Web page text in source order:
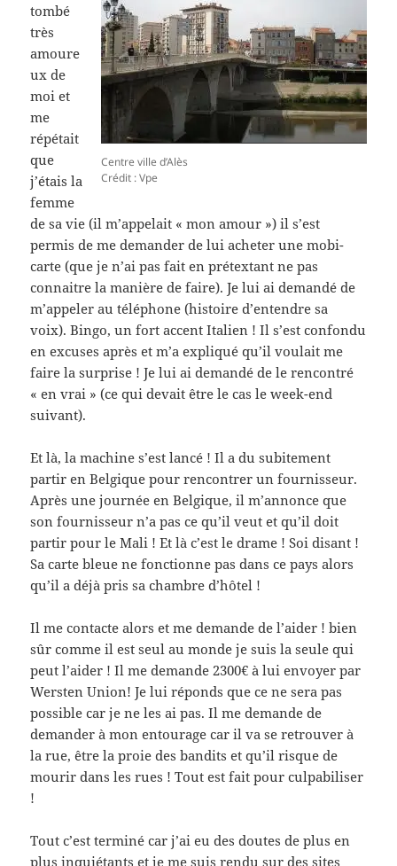
Centre ville d’Alès
Crédit : Vpe
tombé
très
amoure
ux de
moi et
me
répétait
que
j’étais la
femme
de sa vie (il m’appelait « mon amour ») il s’est
permis de me demander de lui acheter une mobi-
carte (que je n’ai pas fait en prétextant ne pas
connaitre la manière de faire). Je lui ai demandé de
m’appeler au téléphone (histoire d’entendre sa
voix). Bingo, un fort accent Italien ! Il s’est confondu
en excuses après et m’a expliqué qu’il voulait me
faire la surprise ! Je lui ai demandé de le rencontré
« en vrai » (ce qui devait être le cas le week-end
suivant).
Et là, la machine s’est lancé ! Il a du subitement
partir en Belgique pour rencontrer un fournisseur.
Après une journée en Belgique, il m’annonce que
son fournisseur n’a pas ce qu’il veut et qu’il doit
partir pour le Mali ! Et là c’est le drame ! Soi disant !
Sa carte bleue ne fonctionne pas dans ce pays alors
qu’il a déjà pris sa chambre d’hôtel !
Il me contacte alors et me demande de l’aider ! bien
sûr comme il est seul au monde je suis la seule qui
peut l’aider ! Il me demande 2300€ à lui envoyer par
Wersten Union! Je lui réponds que ce ne sera pas
possible car je ne les ai pas. Il me demande de
demander à mon entourage car il va se retrouver à
la rue, être la proie des bandits et qu’il risque de
mourir dans les rues ! Tout est fait pour culpabiliser
!
Tout c’est terminé car j’ai eu des doutes de plus en
plus inquiétants et je me suis rendu sur des sites